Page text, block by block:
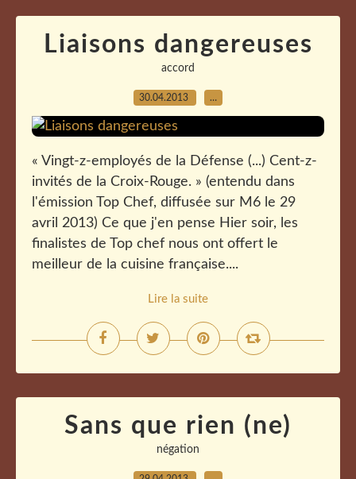
Liaisons dangereuses
accord
30.04.2013 …
« Vingt-z-employés de la Défense (...) Cent-z-
invités de la Croix-Rouge. » (entendu dans
l'émission Top Chef, diffusée sur M6 le 29
avril 2013) Ce que j'en pense Hier soir, les
finalistes de Top chef nous ont offert le
meilleur de la cuisine française....
Lire la suite
Sans que rien (ne)
négation